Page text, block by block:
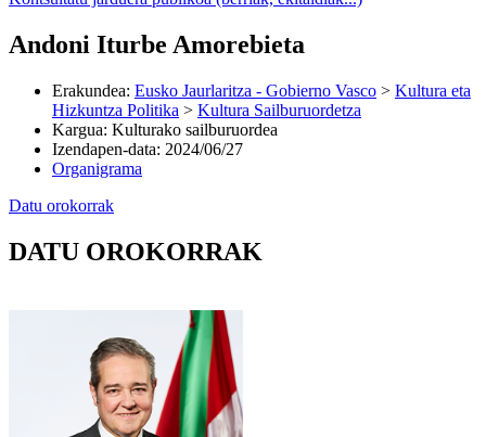
Andoni Iturbe Amorebieta
Erakundea: Eusko Jaurlaritza - Gobierno Vasco > Kultura eta
Hizkuntza Politika > Kultura Sailburuordetza
Kargua: Kulturako sailburuordea
Izendapen-data: 2024/06/27
Organigrama
Datu orokorrak
DATU OROKORRAK